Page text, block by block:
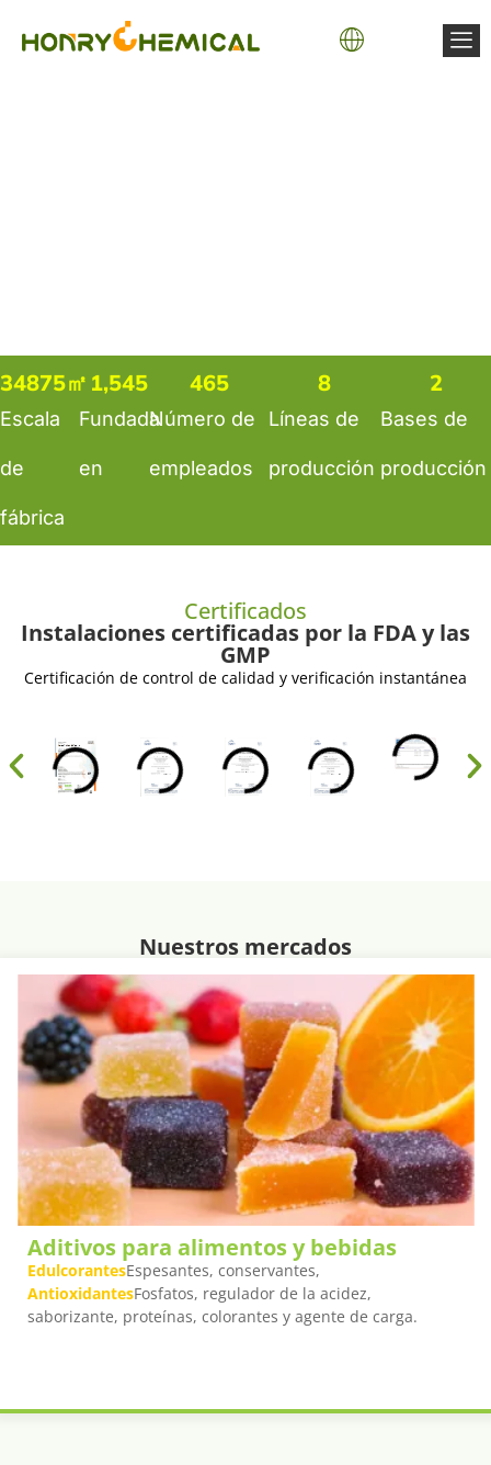
Escala
de
fábrica
34875㎡
Fundada
en
1,545
Número de
empleados
465
Líneas de
producción
8
Bases de
producción
2
Certificados
Instalaciones certificadas por la FDA y las
GMP
Certificación de control de calidad y verificación instantánea
Nuestros mercados
Aditivos para alimentos y bebidas
EdulcorantesEspesantes, conservantes,
AntioxidantesFosfatos, regulador de la acidez,
saborizante, proteínas, colorantes y agente de carga.